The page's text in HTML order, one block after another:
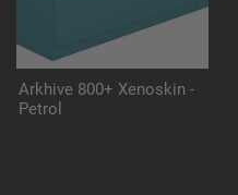
Arkhive 800+ Xenoskin -
Petrol